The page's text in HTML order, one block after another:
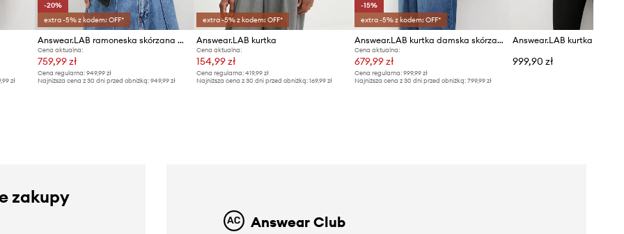
zł
-20%
extra -5% z kodem: OFF*
Answear.LAB ramoneska skórzana MILA
Cena aktualna:
759,99 zł
Cena regularna: 949,99 zł
Najniższa cena z 30 dni przed obniżką: 949,99 zł
extra -5% z kodem: OFF*
Answear.LAB kurtka
Cena aktualna:
154,99 zł
Cena regularna: 419,99 zł
Najniższa cena z 30 dni przed obniżką: 169,99 zł
-15%
extra -5% z kodem: OFF*
Answear.LAB kurtka damska skórzana MEMO z kolekcji Unscripted
Cena aktualna:
679,99 zł
Cena regularna:999,99 zł
Najniższa cena z 30 dni przed obniżką:799,99 zł
Answear.LAB kurtka
999,90 zł
zakupy
Answear Club